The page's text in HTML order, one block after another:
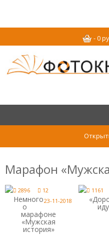
-0р
Марафон
2896
12
23-11-2018
Немного
о
марафоне
«Мужская
история»
1161